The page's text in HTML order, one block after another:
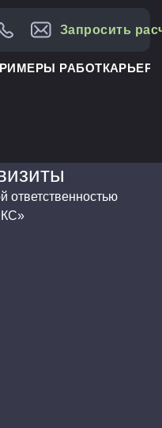
Запросить
РАБОТКАРЬЕРА
ответственностью